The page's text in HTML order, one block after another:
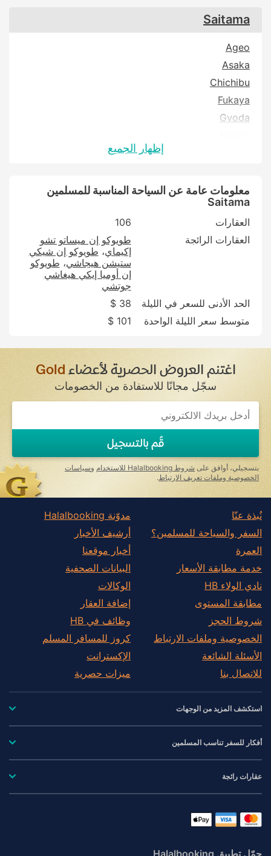
Saitama
Ageo
Asaka
Chichibu
Fukaya
Gyoda
Higashimatsuyama
Honjo
Kasukabe
Kawaguchi
Kuki
Kumagaya
Minano
Misato
Moroyama
Nagatoro
Namegawa
Ogano
Shiki
Soka
Tokorozawa
Tsurugashima
Wako
Warabi
Yashio
Yorii
Yoshimi
إظهار الجميع
معلومات عامة عن السياحة المناسبة للمسلمين
Saitama
العقارات
106
العقارات الرائجة
طويوكو إن ميساتو تشو
إكيماي طويوكو إن شيكي
ستيشن هيجاشي طويوكو
إن أوميا إيكي هيغاشي
جوتشي
الحد الأدنى للسعر في الليلة
38 $
متوسط سعر الليلة الواحدة
101 $
اغتنم العروض الحصرية لأعضاءGold
سجّل مجانًا للاستفادة من الخصومات
If
you
ignore
this
field
قُم بالتسجيل
بتسجيلي، أوافق علىشروط Halalbooking للاستخدام وسياسات
الخصوصية وملفات تعريف الارتباط .
نُبذة عنّا
السفر والسياحة للمسلمين؟
العمرة
خدمة مطابقة الأسعار
نادي الولاء HB
مطابقة المستوى
شروط الحجز
الخصوصية وملفات الارتباط
الأسئلة الشائعة
للاتصال بنا
مدوّنة Halalbooking
أرشيف الأخبار
أخبار موقعنا
البيانات الصحفية
الوكالات
إضافة العقار
وظائف في HB
كروز للمسافر المسلم
الإكسترانت
ميزات حصرية
استكشف المزيد من الوجهات
أفكار للسفر تناسب المسلمين
عقارات رائجة
حمّل تطبيق Halalbooking